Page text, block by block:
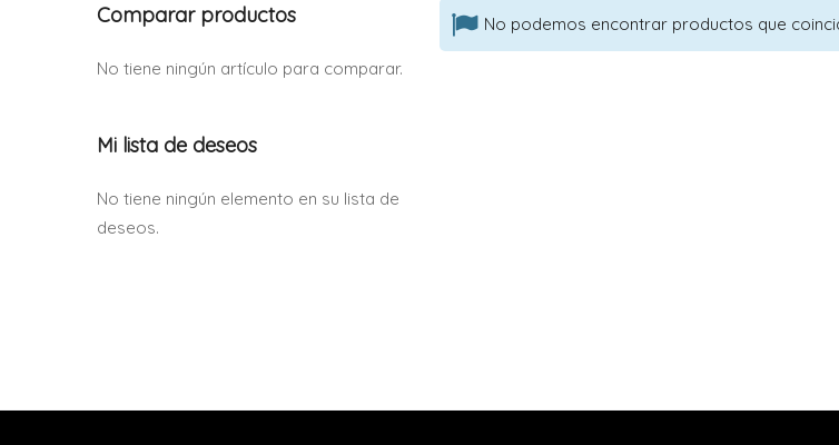
No podemos encontrar productos que
Comparar productos
No tiene ningún artículo para comparar.
Mi lista de deseos
No tiene ningún elemento en su lista de
deseos.